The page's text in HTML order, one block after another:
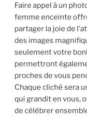
Faire appel à un
femme enceinte
partager la joie de
des images
seulement votre
permettront
proches de vous
Chaque cliché sera
qui grandit en vous,
de célébrer